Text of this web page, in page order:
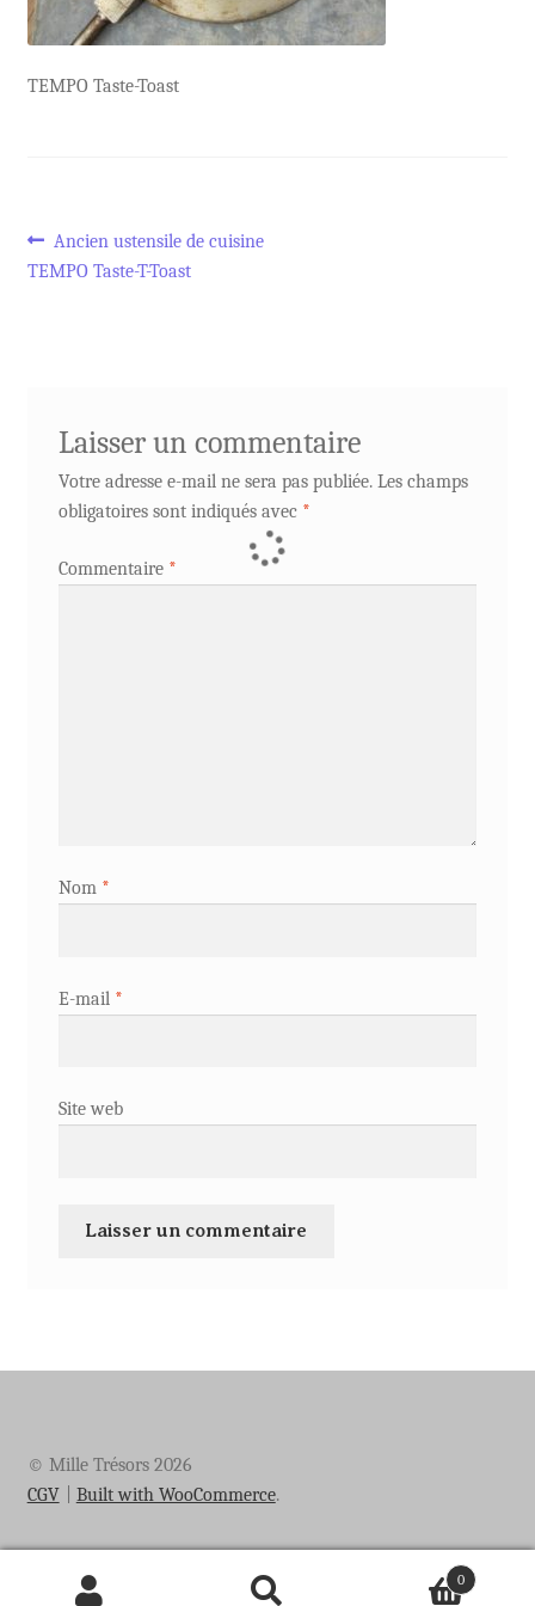
TEMPO Taste-Toast
Navigation
Article
précédent :
Ancien ustensile de cuisine
TEMPO Taste-T-Toast
Laisser un commentaire
Votre adresse e-mail ne sera pas publiée. Les champs
obligatoires sont indiqués avec *
Commentaire *
Nom *
E-mail *
Site web
© Mille Trésors 2026
CGV
Built with WooCommerce.
0